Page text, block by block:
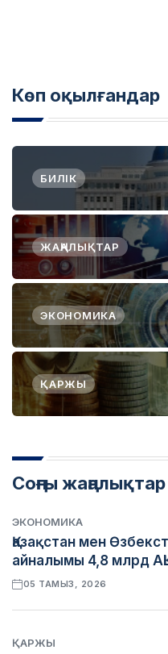
Көп оқылғандар
БИЛІК
ЖАҢАЛЫҚТАР
ЭКОНОМИКА
ҚАРЖЫ
Соңғы жаңалықтар
ЭКОНОМИКА
Қазақстан мен
айналымы 4,8 млрд
05 ТАМЫЗ, 2026
ҚАРЖЫ